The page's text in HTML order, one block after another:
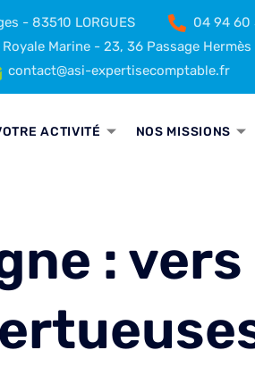
- 83510 LORGUES 04 94 60
Royale Marine - 23, 36 Passage
contact@asi-expertisecomptable.fr
ACTIVITÉ NOS MISSIONS
: vers